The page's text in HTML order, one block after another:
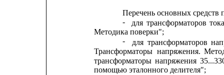
Перечень основных средств
-
для трансформаторов тока
Методика поверки";
-
для трансформаторов
Трансформаторы напряжения.
трансформаторы напряжения
помощью эталонного делителя";